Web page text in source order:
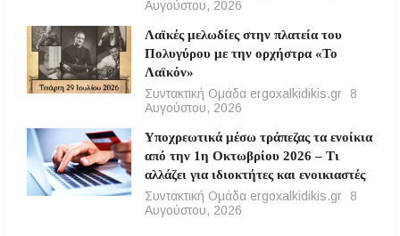
Αυγούστου, 2026
Λαϊκές μελωδίες στην πλατεία του
Πολυγύρου με την ορχήστρα «Το
Λαϊκόν»
Συντακτική Ομάδα ergoxalkidikis.gr
8
Αυγούστου, 2026
Υποχρεωτικά μέσω τράπεζας τα ενοίκια
από την 1η Οκτωβρίου 2026 – Τι
αλλάζει για ιδιοκτήτες και ενοικιαστές
Συντακτική Ομάδα ergoxalkidikis.gr
8
Αυγούστου, 2026